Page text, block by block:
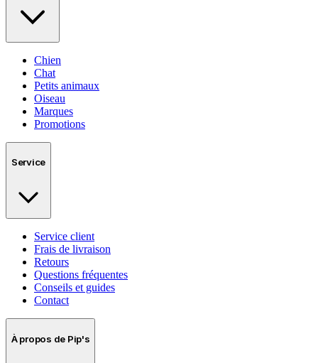
Chien
Chat
Petits animaux
Oiseau
Marques
Promotions
Service
Service client
Frais de livraison
Retours
Questions fréquentes
Conseils et guides
Contact
À propos de Pip's